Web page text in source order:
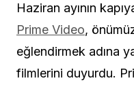
Haziran ayının
Prime Video,
eğlendirmek adına
filmlerini duyurdu.